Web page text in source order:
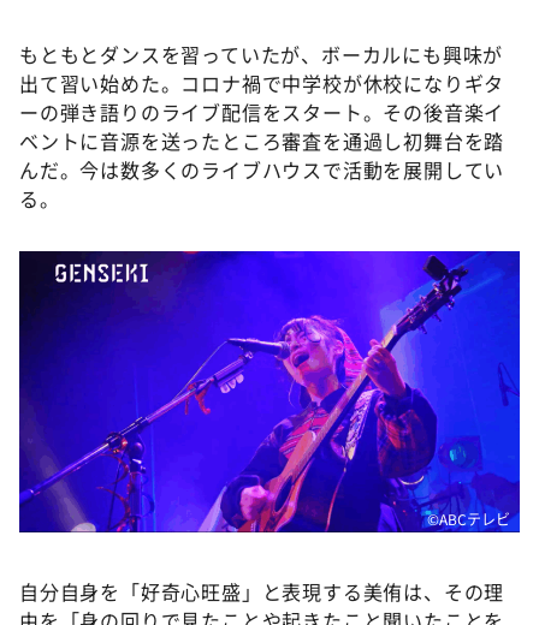
アナ回覧板
もともとダンスを習っていたが、ボーカルにも興味が
出て習い始めた。コロナ禍で中学校が休校になりギタ
ーの弾き語りのライブ配信をスタート。その後音楽イ
ベントに音源を送ったところ審査を通過し初舞台を踏
んだ。今は数多くのライブハウスで活動を展開してい
る。
©️ABCテレビ
自分自身を「好奇心旺盛」と表現する美侑は、その理